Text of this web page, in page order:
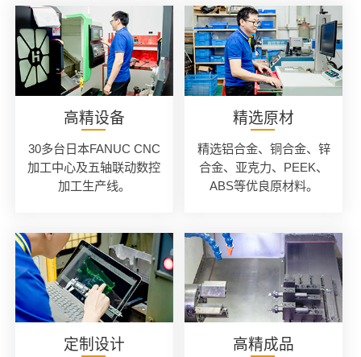
高精设备
30多台日本FANUC CNC
加工中心及五轴联动数控
加工生产线。
精选原材
精选铝合金、铜合金、锌
合金、亚克力、PEEK、
ABS等优良原材料。
定制设计 高精成品